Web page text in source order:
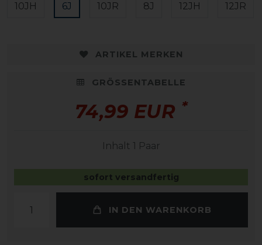
10JH 6J 10JR 8J 12JH 12JR
ARTIKEL MERKEN
GRÖSSENTABELLE
74,99 EUR *
Inhalt 1 Paar
sofort versandfertig
IN DEN WARENKORB